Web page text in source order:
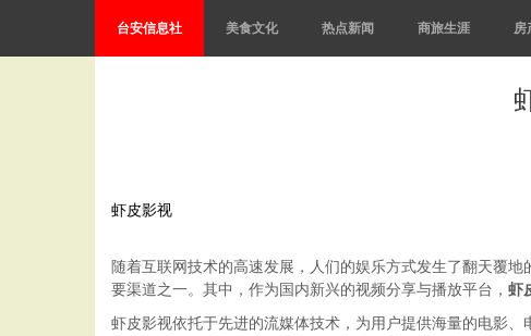
台安信息社 美食文化 热点新闻 商旅生涯 房
虾皮影视
随着互联网技术的高速发展，人们的娱乐方式发生了翻天覆
要渠道之一。其中，作为国内新兴的视频分享与播放平台， 虾
虾皮影视依托于先进的流媒体技术，为用户提供海量的电影